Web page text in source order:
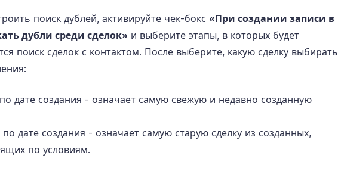
поиск дублей, активируйте чек-бокс «При создании записи в
дубли среди сделок» и выберите этапы, в которых будет
поиск сделок с контактом. После выберите, какую сделку выбирать
дате создания - означает самую свежую и недавно созданную
по дате создания - означает самую старую сделку из созданных,
по условиям.